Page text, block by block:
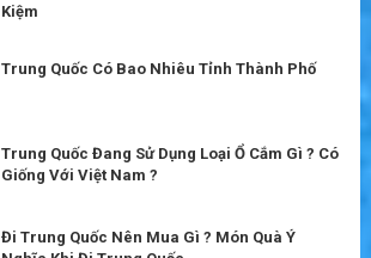
Kiệm
Trung Quốc Có Bao Nhiêu Tỉnh Thành Phố
Trung Quốc Đang Sử Dụng Loại Ổ Cắm Gì ? Có
Giống Với Việt Nam ?
Đi Trung Quốc Nên Mua Gì ? Món Quà Ý